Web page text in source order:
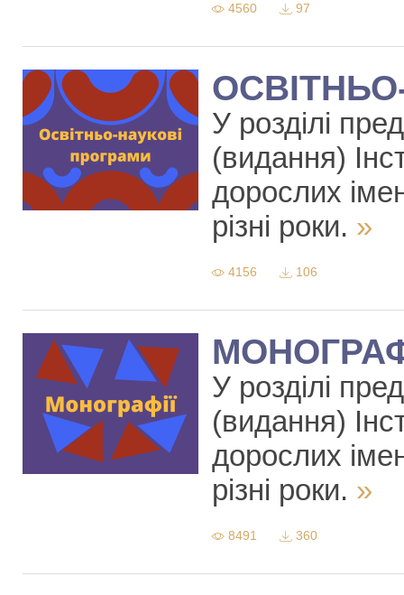
4560 97
У розділі
(видання)
дорослих
різні роки. »
4156 106
У розділі
(видання)
дорослих
різні роки. »
8491 360